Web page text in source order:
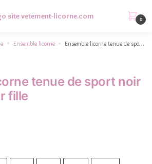
0
» Ensemble licorne » Ensemble licorne tenue de sport noir et blanc pour fille
tenue de sport noir
fille